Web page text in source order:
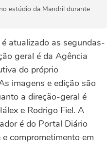
estúdio da Mandril durante
atualizado as segundas-
geral é da Agência
do próprio
imagens e edição são
a direção-geral é
e Rodrigo Fiel. A
é do Portal Diário
comprometimento em